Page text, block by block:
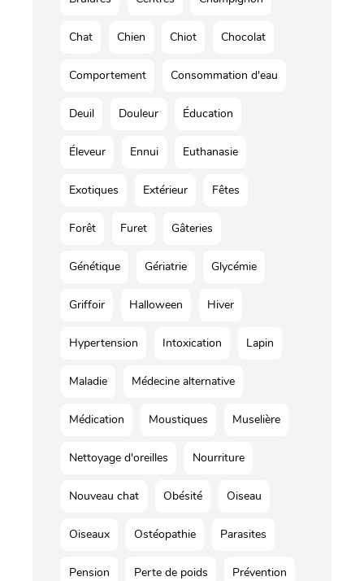
Chat Chien Chiot Chocolat
Comportement Consommation d'eau
Deuil Douleur Éducation
Éleveur Ennui Euthanasie
Exotiques Extérieur Fêtes
Forêt Furet Gâteries
Génétique Gériatrie Glycémie
Griffoir Halloween Hiver
Hypertension Intoxication Lapin
Maladie Médecine alternative
Médication Moustiques Muselière
Nettoyage d'oreilles Nourriture
Nouveau chat Obésité Oiseau
Oiseaux Ostéopathie Parasites
Pension Perte de poids Prévention